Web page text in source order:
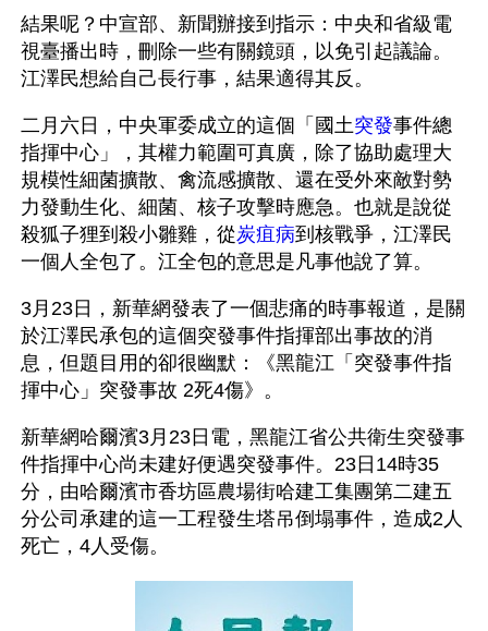
結果呢？中宣部、新聞辦接到指示：中央和省級電
視臺播出時，刪除一些有關鏡頭，以免引起議論。
江澤民想給自己長行事，結果適得其反。
二月六日，中央軍委成立的這個「國土突發事件總
指揮中心」，其權力範圍可真廣，除了協助處理大
規模性細菌擴散、禽流感擴散、還在受外來敵對勢
力發動生化、細菌、核子攻擊時應急。也就是說從
殺狐子狸到殺小雛雞，從炭疽病到核戰爭，江澤民
一個人全包了。江全包的意思是凡事他說了算。
3月23日，新華網發表了一個悲痛的時事報道，是關
於江澤民承包的這個突發事件指揮部出事故的消
息，但題目用的卻很幽默：《黑龍江「突發事件指
揮中心」突發事故 2死4傷》。
新華網哈爾濱3月23日電，黑龍江省公共衛生突發事
件指揮中心尚未建好便遇突發事件。23日14時35
分，由哈爾濱市香坊區農場街哈建工集團第二建五
分公司承建的這一工程發生塔吊倒塌事件，造成2人
死亡，4人受傷。